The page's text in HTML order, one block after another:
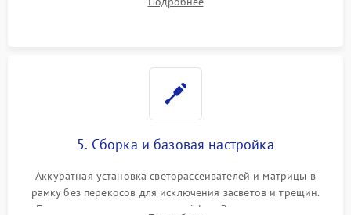
прошивка микросхем памяти EEPROM
5. Сборка и базовая настройка
Аккуратная установка светорассеивателей и матрицы в
рамку без перекосов для исключения засветов и трещин.
Подключение внутренних шлейфов. Закрытие корпуса.